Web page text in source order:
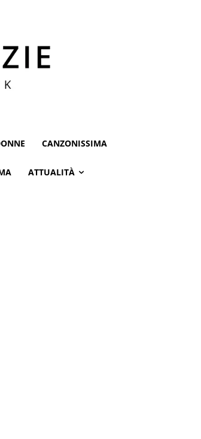
CANZONISSIMA
ATTUALITÀ